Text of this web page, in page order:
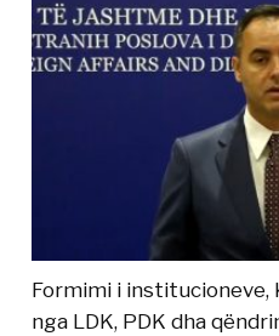
Formimi i institucioneve,
nga LDK, PDK dha